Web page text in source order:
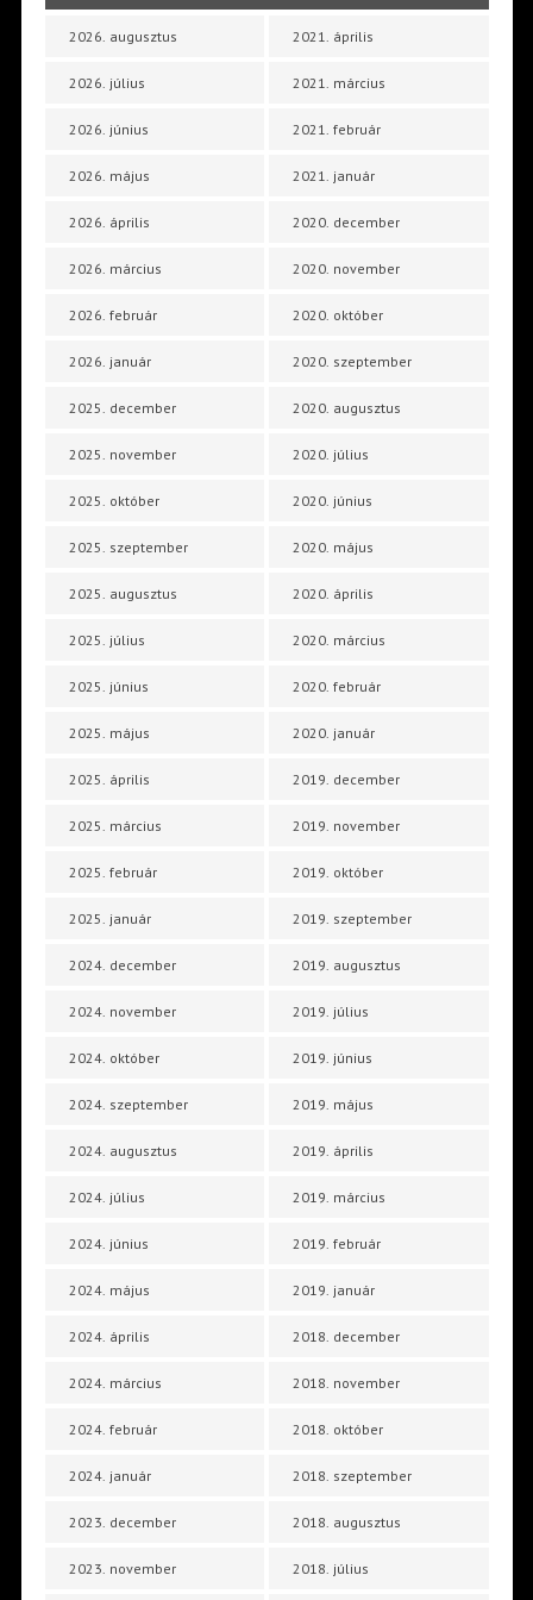
2026. augusztus
2026. július
2026. június
2026. május
2026. április
2026. március
2026. február
2026. január
2025. december
2025. november
2025. október
2025. szeptember
2025. augusztus
2025. július
2025. június
2025. május
2025. április
2025. március
2025. február
2025. január
2024. december
2024. november
2024. október
2024. szeptember
2024. augusztus
2024. július
2024. június
2024. május
2024. április
2024. március
2024. február
2024. január
2023. december
2023. november
2021. április
2021. március
2021. február
2021. január
2020. december
2020. november
2020. október
2020. szeptember
2020. augusztus
2020. július
2020. június
2020. május
2020. április
2020. március
2020. február
2020. január
2019. december
2019. november
2019. október
2019. szeptember
2019. augusztus
2019. július
2019. június
2019. május
2019. április
2019. március
2019. február
2019. január
2018. december
2018. november
2018. október
2018. szeptember
2018. augusztus
2018. július